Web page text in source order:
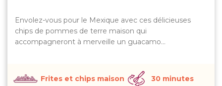
Envolez-vous pour le Mexique avec ces délicieuses
chips de pommes de terre maison qui
accompagneront à merveille un guacamo…
Frites et chips maison 30 minutes